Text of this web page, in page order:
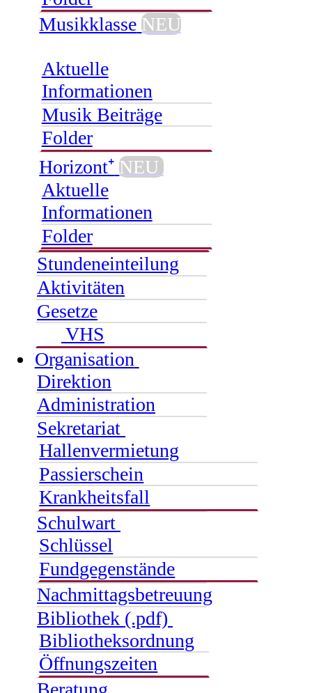
Musikklasse NEU
Aktuelle
Informationen
Musik Beiträge
Folder
Horizont⁺ NEU
Aktuelle
Informationen
Folder
Stundeneinteilung
Aktivitäten
Gesetze
VHS
Organisation
Direktion
Administration
Sekretariat
Hallenvermietung
Passierschein
Krankheitsfall
Schulwart
Schlüssel
Fundgegenstände
Nachmittagsbetreuung
Bibliothek (.pdf)
Bibliotheksordnung
Öffnungszeiten